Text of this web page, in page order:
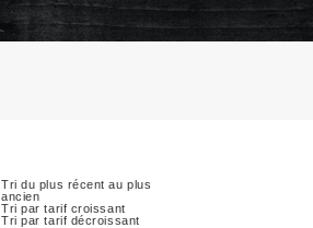
Tri du plus récent au plus
ancien
Tri par tarif croissant
Tri par tarif décroissant